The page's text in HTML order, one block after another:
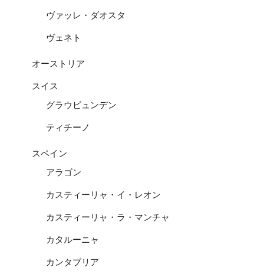
ヴァッレ・ダオスタ
ヴェネト
オーストリア
スイス
グラウビュンデン
ティチーノ
スペイン
アラゴン
カスティーリャ・イ・レオン
カスティーリャ・ラ・マンチャ
カタルーニャ
カンタブリア